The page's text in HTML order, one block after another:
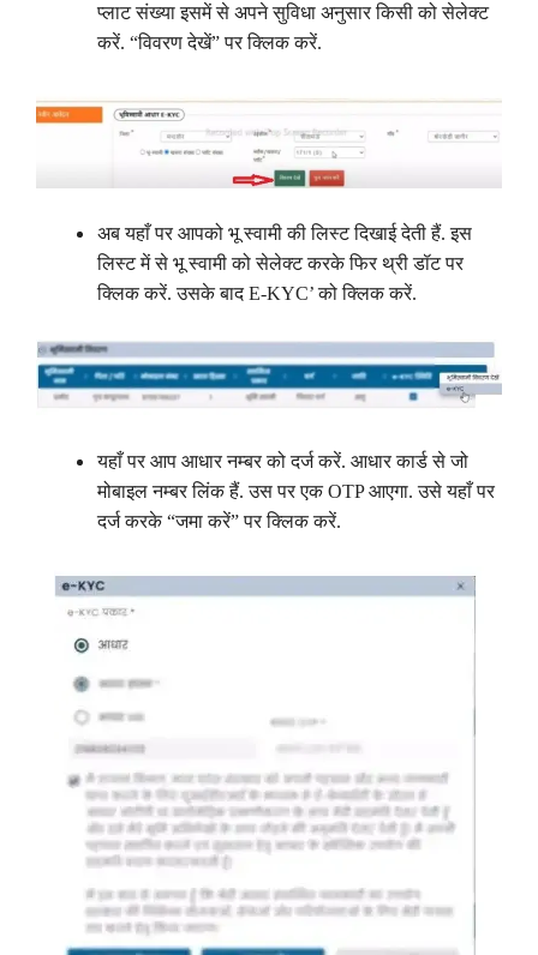
प्लाट संख्या इसमें से अपने सुविधा अनुसार किसी को सेलेक्ट
करें. “विवरण देखें” पर क्लिक करें.
अब यहाँ पर आपको भू स्वामी की लिस्ट दिखाई देती हैं. इस
लिस्ट में से भू स्वामी को सेलेक्ट करके फिर थ्री डॉट पर
क्लिक करें. उसके बाद E-KYC’ को क्लिक करें.
यहाँ पर आप आधार नम्बर को दर्ज करें. आधार कार्ड से जो
मोबाइल नम्बर लिंक हैं. उस पर एक OTP आएगा. उसे यहाँ पर
दर्ज करके “जमा करें” पर क्लिक करें.